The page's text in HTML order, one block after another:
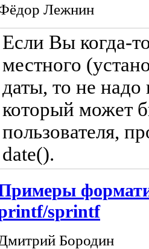
Лежнин
Если Вы когда-
местного
даты, то не
который может
пользователя,
date().
sprintf
Бородин